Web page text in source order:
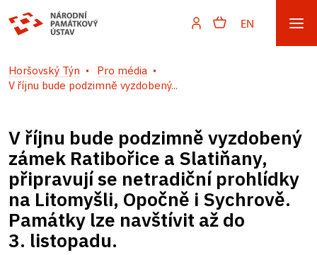
EN
Horšovský Týn
Pro média
V říjnu bude podzimně vyzdobený...
V říjnu bude podzimně vyzdobený
zámek Ratibořice a Slatiňany,
připravují se netradiční prohlídky
na Litomyšli, Opočně i Sychrově.
Památky lze navštívit až do
3. listopadu.